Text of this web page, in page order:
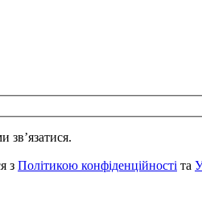
зв’язатися.
з Політикою конфіденційності та